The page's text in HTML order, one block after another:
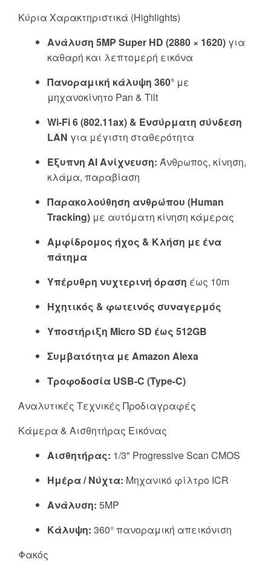
Κύρια Χαρακτηριστικά (Highlights)
Ανάλυση 5MP Super HD (2880 × 1620) για
καθαρή και λεπτομερή εικόνα
Πανοραμική κάλυψη 360° με
μηχανοκίνητο Pan & Tilt
Wi-Fi 6 (802.11ax) & Ενσύρματη σύνδεση
LAN για μέγιστη σταθερότητα
Έξυπνη AI Ανίχνευση: Άνθρωπος, κίνηση,
κλάμα, παραβίαση
Παρακολούθηση ανθρώπου (Human
Tracking) με αυτόματη κίνηση κάμερας
Αμφίδρομος ήχος & Κλήση με ένα
πάτημα
Υπέρυθρη νυχτερινή όραση έως 10m
Ηχητικός & φωτεινός συναγερμός
Υποστήριξη Micro SD έως 512GB
Συμβατότητα με Amazon Alexa
Τροφοδοσία USB-C (Type-C)
Αναλυτικές Τεχνικές Προδιαγραφές
Κάμερα & Αισθητήρας Εικόνας
Αισθητήρας: 1/3" Progressive Scan CMOS
Ημέρα / Νύχτα: Μηχανικό φίλτρο ICR
Ανάλυση: 5MP
Κάλυψη: 360° πανοραμική απεικόνιση
Φακός